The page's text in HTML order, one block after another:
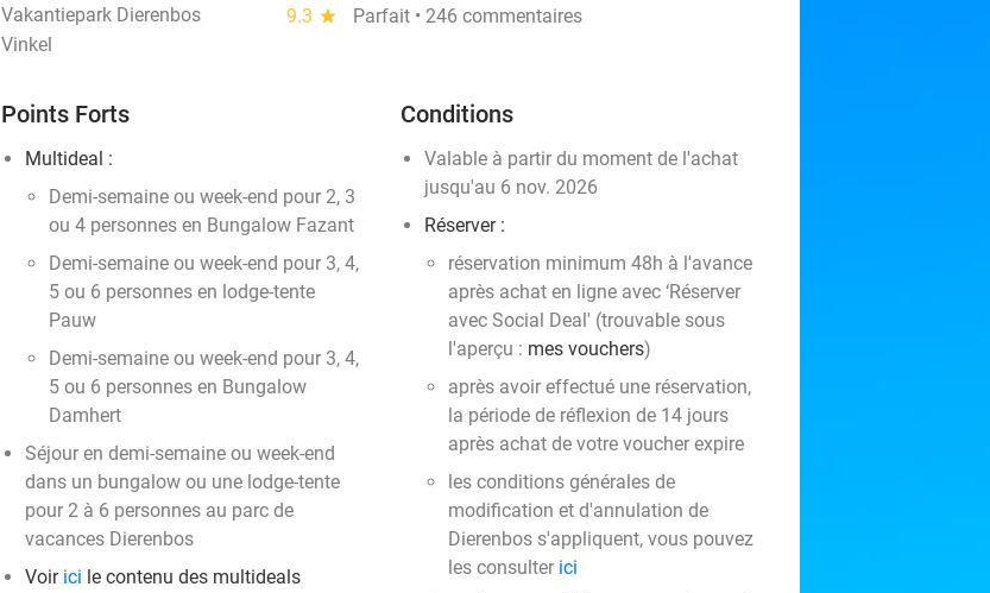
Vakantiepark Dierenbos 9.3 star
Parfait • 246 commentaires
Vinkel
Points Forts
Multideal :
Demi-semaine ou week-end pour 2, 3
ou 4 personnes en Bungalow Fazant
Demi-semaine ou week-end pour 3, 4,
5 ou 6 personnes en lodge-tente
Pauw
Demi-semaine ou week-end pour 3, 4,
5 ou 6 personnes en Bungalow
Damhert
Séjour en demi-semaine ou week-end
dans un bungalow ou une lodge-tente
pour 2 à 6 personnes au parc de
vacances Dierenbos
Voir ici le contenu des multideals
Conditions
Valable à partir du moment de l'achat
jusqu'au 6 nov. 2026
Réserver :
réservation minimum 48h à l'avance
après achat en ligne avec ‘Réserver
avec Social Deal' (trouvable sous
l'aperçu : mes vouchers)
après avoir effectué une réservation,
la période de réflexion de 14 jours
après achat de votre voucher expire
les conditions générales de
modification et d'annulation de
Dierenbos s'appliquent, vous pouvez
les consulter ici